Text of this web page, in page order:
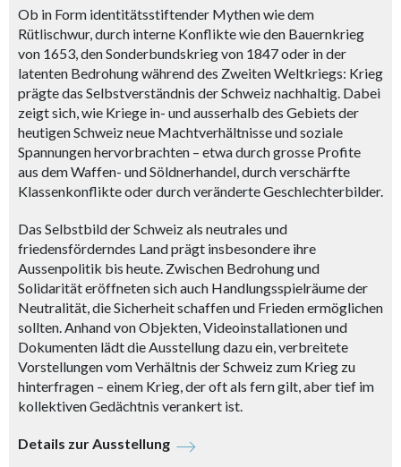
Ob in Form identitätsstiftender Mythen wie dem
Rütlischwur, durch interne Konflikte wie den Bauernkrieg
von 1653, den Sonderbundskrieg von 1847 oder in der
latenten Bedrohung während des Zweiten Weltkriegs: Krieg
prägte das Selbstverständnis der Schweiz nachhaltig. Dabei
zeigt sich, wie Kriege in- und ausserhalb des Gebiets der
heutigen Schweiz neue Machtverhältnisse und soziale
Spannungen hervorbrachten – etwa durch grosse Profite
aus dem Waffen- und Söldnerhandel, durch verschärfte
Klassenkonflikte oder durch veränderte Geschlechterbilder.
Das Selbstbild der Schweiz als neutrales und
friedensförderndes Land prägt insbesondere ihre
Aussenpolitik bis heute. Zwischen Bedrohung und
Solidarität eröffneten sich auch Handlungsspielräume der
Neutralität, die Sicherheit schaffen und Frieden ermöglichen
sollten. Anhand von Objekten, Videoinstallationen und
Dokumenten lädt die Ausstellung dazu ein, verbreitete
Vorstellungen vom Verhältnis der Schweiz zum Krieg zu
hinterfragen – einem Krieg, der oft als fern gilt, aber tief im
kollektiven Gedächtnis verankert ist.
Details zur Ausstellung